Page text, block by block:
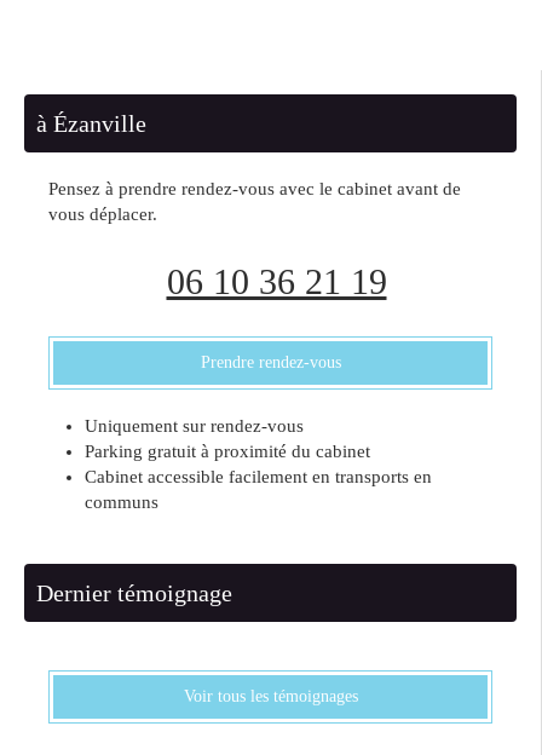
à Ézanville
Pensez à prendre rendez-vous avec le cabinet avant de
vous déplacer.
06 10 36 21 19
Prendre rendez-vous
Uniquement sur rendez-vous
Parking gratuit à proximité du cabinet
Cabinet accessible facilement en transports en
communs
Dernier témoignage
Voir tous les témoignages